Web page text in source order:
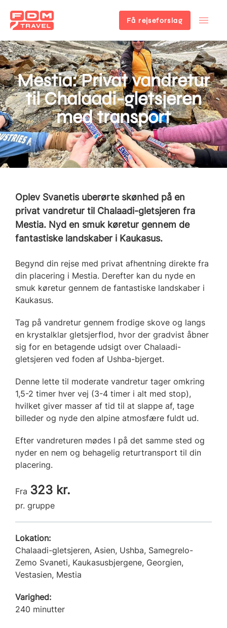
Gå
til
hovedindhold
Få rejseforslag
Mestia: Privat vandretur
til Chalaadi-gletsjeren
med transport
Oplev Svanetis uberørte skønhed på en
privat vandretur til Chalaadi-gletsjeren fra
Mestia. Nyd en smuk køretur gennem de
fantastiske landskaber i Kaukasus.
Begynd din rejse med privat afhentning direkte fra
din placering i Mestia. Derefter kan du nyde en
smuk køretur gennem de fantastiske landskaber i
Kaukasus.
Tag på vandretur gennem frodige skove og langs
en krystalklar gletsjerflod, hvor der gradvist åbner
sig for en betagende udsigt over Chalaadi-
gletsjeren ved foden af Ushba-bjerget.
Denne lette til moderate vandretur tager omkring
1,5-2 timer hver vej (3-4 timer i alt med stop),
hvilket giver masser af tid til at slappe af, tage
billeder og nyde den alpine atmosfære fuldt ud.
Efter vandreturen mødes I på det samme sted og
nyder en nem og behagelig returtransport til din
placering.
Fra 323 kr.
pr. gruppe
Lokation:
Chalaadi-gletsjeren, Asien, Ushba, Samegrelo-
Zemo Svaneti, Kaukasusbjergene, Georgien,
Vestasien, Mestia
Varighed:
240 minutter